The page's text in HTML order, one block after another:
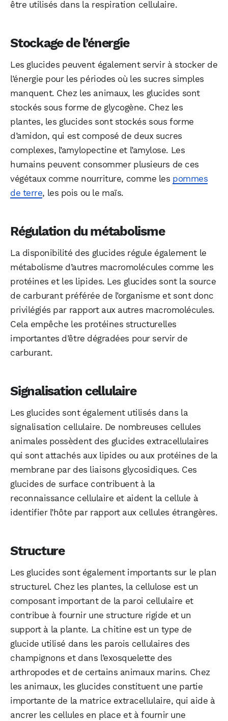
être utilisés dans la respiration cellulaire.
Stockage de l’énergie
Les glucides peuvent également servir à stocker de
l’énergie pour les périodes où les sucres simples
manquent. Chez les animaux, les glucides sont
stockés sous forme de glycogène. Chez les
plantes, les glucides sont stockés sous forme
d’amidon, qui est composé de deux sucres
complexes, l’amylopectine et l’amylose. Les
humains peuvent consommer plusieurs de ces
végétaux comme nourriture, comme les pommes
de terre, les pois ou le maïs.
Régulation du métabolisme
La disponibilité des glucides régule également le
métabolisme d’autres macromolécules comme les
protéines et les lipides. Les glucides sont la source
de carburant préférée de l’organisme et sont donc
privilégiés par rapport aux autres macromolécules.
Cela empêche les protéines structurelles
importantes d’être dégradées pour servir de
carburant.
Signalisation cellulaire
Les glucides sont également utilisés dans la
signalisation cellulaire. De nombreuses cellules
animales possèdent des glucides extracellulaires
qui sont attachés aux lipides ou aux protéines de la
membrane par des liaisons glycosidiques. Ces
glucides de surface contribuent à la
reconnaissance cellulaire et aident la cellule à
identifier l’hôte par rapport aux cellules étrangères.
Structure
Les glucides sont également importants sur le plan
structurel. Chez les plantes, la cellulose est un
composant important de la paroi cellulaire et
contribue à fournir une structure rigide et un
support à la plante. La chitine est un type de
glucide utilisé dans les parois cellulaires des
champignons et dans l’exosquelette des
arthropodes et de certains animaux marins. Chez
les animaux, les glucides constituent une partie
importante de la matrice extracellulaire, qui aide à
ancrer les cellules en place et à fournir une